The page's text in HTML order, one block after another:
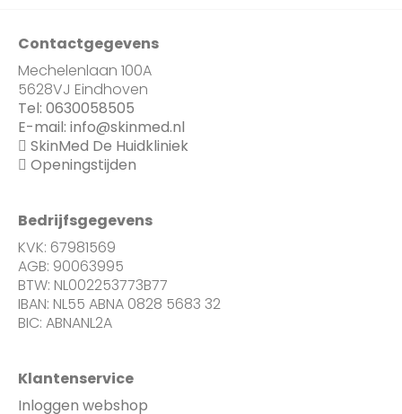
Contactgegevens
Mechelenlaan 100A
5628VJ Eindhoven
Tel: 0630058505
E-mail: info@skinmed.nl
SkinMed De Huidkliniek
Openingstijden
Bedrijfsgegevens
KVK: 67981569
AGB: 90063995
BTW: NL002253773B77
IBAN: NL55 ABNA 0828 5683 32
BIC: ABNANL2A
Klantenservice
Inloggen webshop